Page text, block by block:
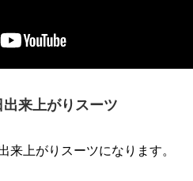
来上がりスーツ
来上がりスーツになります。